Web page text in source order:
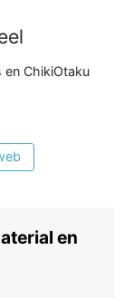
ChikiOtaku
en